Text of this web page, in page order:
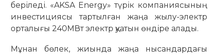
беріледі. «AKSA Energy» түрік компаниясының
инвестициясы тартылған жаңа жылу-электр
орталығы 240МВт электр қуатын өндіре алады.
Мұнан бөлек, жиында жаңа нысандардағы